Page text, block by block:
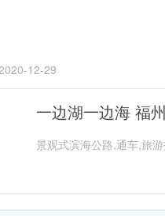
12-29
一边湖一边海 福
景观式滨海公路,通车,旅